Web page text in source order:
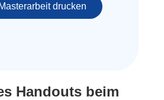
drucken
Handouts beim